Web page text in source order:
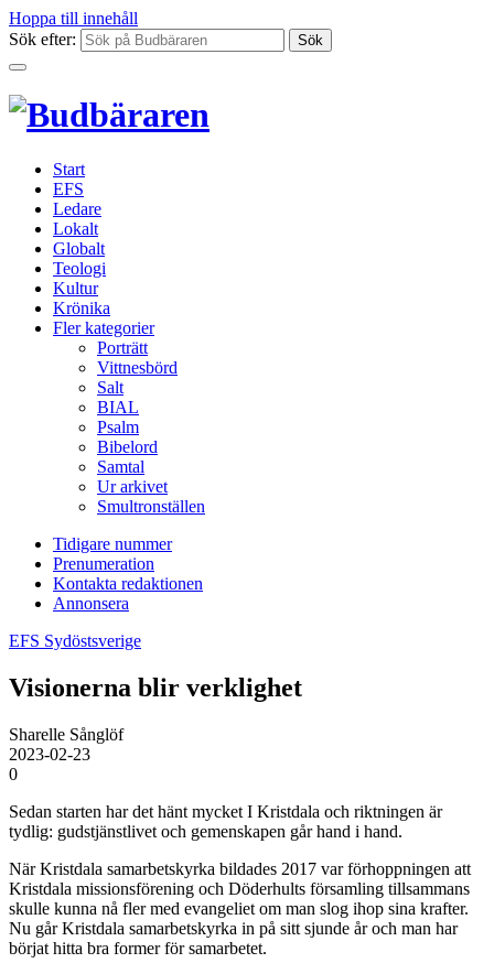
Hoppa till innehåll
Sök efter:
Start
EFS
Ledare
Lokalt
Globalt
Teologi
Kultur
Krönika
Fler kategorier
Porträtt
Vittnesbörd
Salt
BIAL
Psalm
Bibelord
Samtal
Ur arkivet
Smultronställen
Tidigare nummer
Prenumeration
Kontakta redaktionen
Annonsera
EFS Sydöstsverige
Visionerna blir verklighet
Sharelle Sånglöf
2023-02-23
0
Sedan starten har det hänt mycket I Kristdala och riktningen är
tydlig: gudstjänstlivet och gemenskapen går hand i hand.
När Kristdala samarbetskyrka bildades 2017 var förhoppningen att
Kristdala missionsförening och Döderhults församling tillsammans
skulle kunna nå fler med evangeliet om man slog ihop sina krafter.
Nu går Kristdala samarbetskyrka in på sitt sjunde år och man har
börjat hitta bra former för samarbetet.